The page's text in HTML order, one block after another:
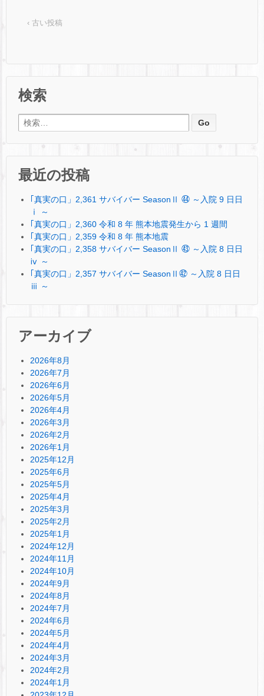
‹ 古い投稿
検索
検索:
最近の投稿
｢真実の口」2,361 サバイバー SeasonⅡ ㊹ ～入院 9 日日
ⅰ ～
｢真実の口」2,360 令和 8 年 熊本地震発生から 1 週間
｢真実の口」2,359 令和 8 年 熊本地震
｢真実の口」2,358 サバイバー SeasonⅡ ㊸ ～入院 8 日日
ⅳ ～
｢真実の口」2,357 サバイバー SeasonⅡ㊷ ～入院 8 日日
ⅲ ～
アーカイブ
2026年8月
2026年7月
2026年6月
2026年5月
2026年4月
2026年3月
2026年2月
2026年1月
2025年12月
2025年6月
2025年5月
2025年4月
2025年3月
2025年2月
2025年1月
2024年12月
2024年11月
2024年10月
2024年9月
2024年8月
2024年7月
2024年6月
2024年5月
2024年4月
2024年3月
2024年2月
2024年1月